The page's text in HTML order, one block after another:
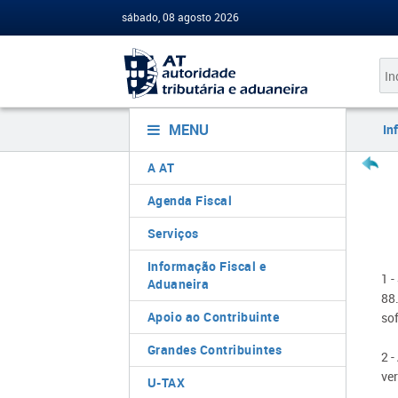
sábado, 08 agosto 2026
MENU
A AT
Agenda Fiscal
Serviços
Informação Fiscal e
Aduaneira
Apoio ao Contribuinte
Grandes Contribuintes
U-TAX
1
2